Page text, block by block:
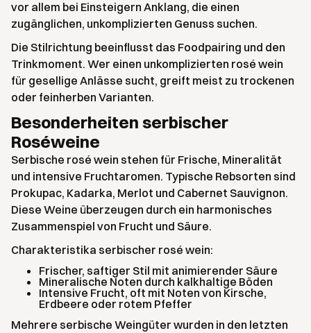
vor allem bei Einsteigern Anklang, die einen
zugänglichen, unkomplizierten Genuss suchen.
Die Stilrichtung beeinflusst das Foodpairing und den
Trinkmoment. Wer einen unkomplizierten rosé wein
für gesellige Anlässe sucht, greift meist zu trockenen
oder feinherben Varianten.
Besonderheiten serbischer
Roséweine
Serbische rosé wein stehen für Frische, Mineralität
und intensive Fruchtaromen. Typische Rebsorten sind
Prokupac, Kadarka, Merlot und Cabernet Sauvignon.
Diese Weine überzeugen durch ein harmonisches
Zusammenspiel von Frucht und Säure.
Charakteristika serbischer rosé wein:
Frischer, saftiger Stil mit animierender Säure
Mineralische Noten durch kalkhaltige Böden
Intensive Frucht, oft mit Noten von Kirsche,
Erdbeere oder rotem Pfeffer
Mehrere serbische Weingüter wurden in den letzten